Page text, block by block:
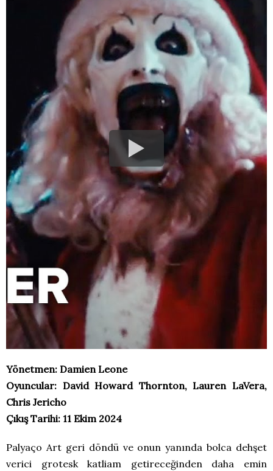
Yönetmen: Damien Leone
Oyuncular: David Howard Thornton, Lauren LaVera,
Chris Jericho
Çıkış Tarihi: 11 Ekim 2024
Palyaço Art geri döndü ve onun yanında bolca dehşet
verici grotesk katliam getireceğinden daha emin